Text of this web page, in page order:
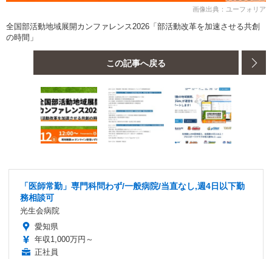
画像出典：ユーフォリア
全国部活動地域展開カンファレンス2026「部活動改革を加速させる共創
の時間」
この記事へ戻る
「医師常勤」専門科問わず/一般病院/当直なし,週4日以下勤
務相談可
光生会病院
愛知県
年収1,000万円～
正社員